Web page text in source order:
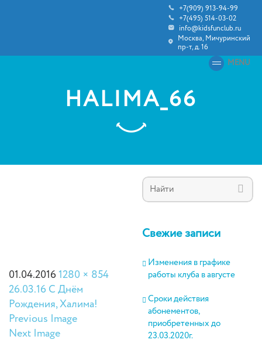
+7(909) 913-94-99
+7(495) 514-03-02
info@kidsfunclub.ru
Москва, Мичуринский
пр-т, д. 16
MENU
HALIMA_66
01.04.20161280 × 854
26.03.16 С Днём
Рождения, Халима!
Previous Image
Next Image
Свежие записи
Изменения в графике
работы клуба в августе
Сроки действия
абонементов,
приобретенных до
23.03.2020г.